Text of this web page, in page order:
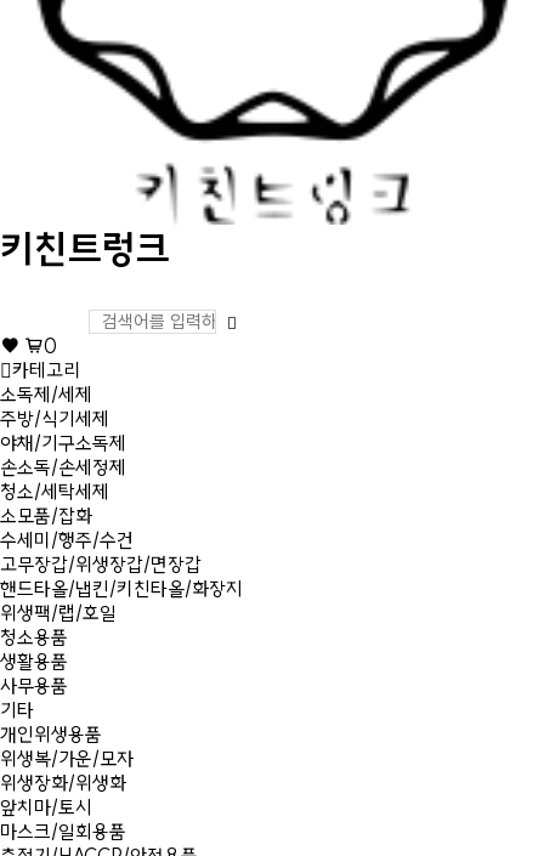
키친트렁크
0
카테고리
소독제/세제
주방/식기세제
야채/기구소독제
손소독/손세정제
청소/세탁세제
소모품/잡화
수세미/행주/수건
고무장갑/위생장갑/면장갑
핸드타올/냅킨/키친타올/화장지
위생팩/랩/호일
청소용품
생활용품
사무용품
기타
개인위생용품
위생복/가운/모자
위생장화/위생화
앞치마/토시
마스크/일회용품